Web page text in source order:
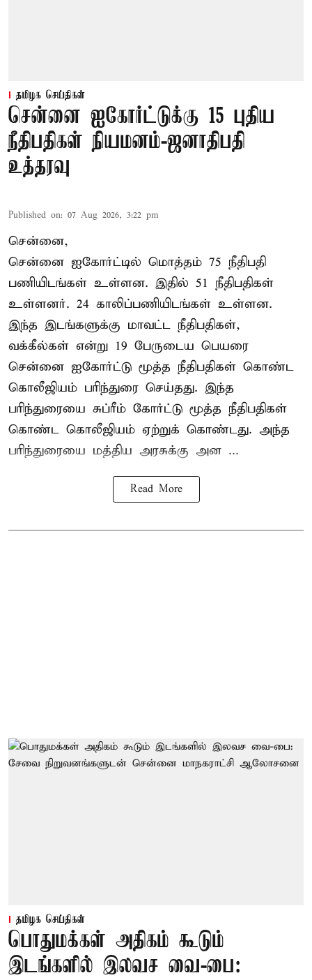
தமிழக செய்திகள்
சென்னை ஐகோர்ட்டுக்கு 15 புதிய
நீதிபதிகள் நியமனம்-ஜனாதிபதி
உத்தரவு
Published on: 07 Aug 2026, 3:22 pm
சென்னை,
சென்னை ஐகோர்ட்டில் மொத்தம் 75 நீதிபதி
பணியிடங்கள் உள்ளன. இதில் 51 நீதிபதிகள்
உள்ளனர். 24 காலிப்பணியிடங்கள் உள்ளன.
இந்த இடங்களுக்கு மாவட்ட நீதிபதிகள்,
வக்கீல்கள் என்று 19 பேருடைய பெயரை
சென்னை ஐகோர்ட்டு மூத்த நீதிபதிகள் கொண்ட
கொலீஜியம் பரிந்துரை செய்தது. இந்த
பரிந்துரையை சுப்ரீம் கோர்ட்டு மூத்த நீதிபதிகள்
கொண்ட கொலீஜியம் ஏற்றுக் கொண்டது. அந்த
பரிந்துரையை மத்திய அரசுக்கு அன ...
Read More
தமிழக செய்திகள்
பொதுமக்கள் அதிகம் கூடும்
இடங்களில் இலவச வை-பை: